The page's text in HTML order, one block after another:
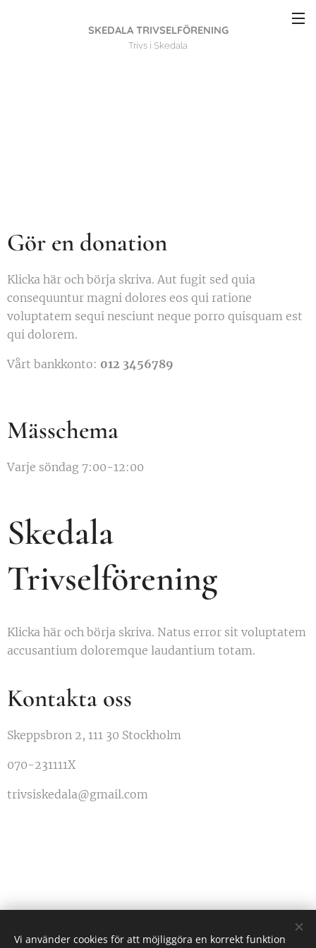
SKEDALA TRIVSELFÖRENING
Trivs i Skedala
Gör en donation
Klicka här och börja skriva. Aut fugit sed quia
consequuntur magni dolores eos qui ratione
voluptatem sequi nesciunt neque porro quisquam est
qui dolorem.
Vårt bankkonto: 012 3456789
Mässchema
Varje söndag 7:00-12:00
Skedala
Trivselförening
Klicka här och börja skriva. Natus error sit voluptatem
accusantium doloremque laudantium totam.
Kontakta oss
Skeppsbron 2, 111 30 Stockholm
070-231111X
trivsiskedala@gmail.com
Skedala Trivselförening
Vi använder cookies för att möjliggöra en korrekt funktion